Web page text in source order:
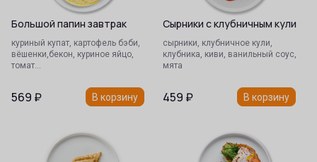
Большой папин завтрак
куриный купат, картофель бэби,
вёшенки,бекон, куриное яйцо,
томат…
569 ₽ В корзину
Сырники с клубничным кули
сырники, клубничное кули,
клубника, киви, ванильный соус,
мята
459 ₽ В корзину